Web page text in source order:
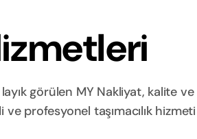
görülen MY Nakliyat, kalite ve
profesyonel taşımacılık hizmeti